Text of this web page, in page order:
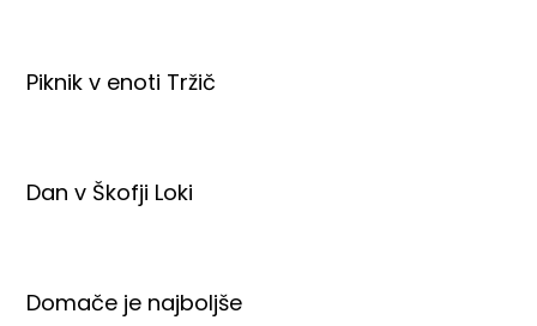
Piknik v enoti Tržič
Dan v Škofji Loki
Domače je najboljše